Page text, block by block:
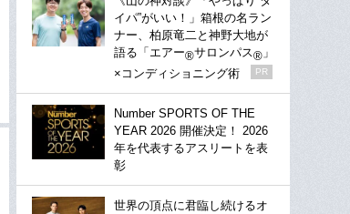
イパ”がいい！」箱根の名ラン
ナー、柏原竜二と神野大地が
語る「エアー®サロンパス® 」
×コンディショニング術
PR
Number SPORTS OF THE
YEAR 2026 開催決定！ 2026
年を代表するアスリートを表
彰
世界の頂点に君臨し続けるオ